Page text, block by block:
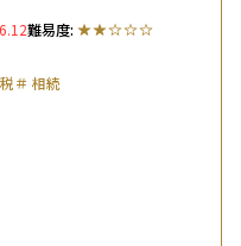
難易度:
＃ 相続